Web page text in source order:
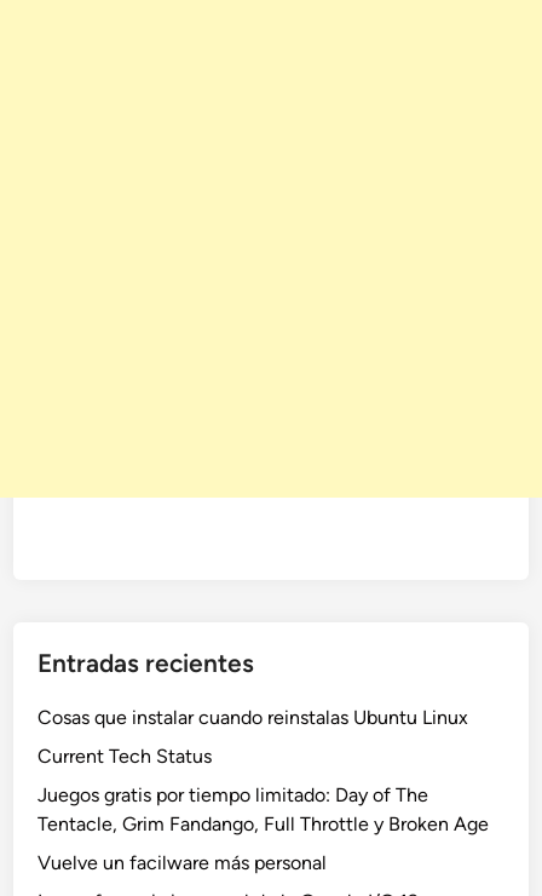
Entradas recientes
Cosas que instalar cuando reinstalas Ubuntu Linux
Current Tech Status
Juegos gratis por tiempo limitado: Day of The
Tentacle, Grim Fandango, Full Throttle y Broken Age
Vuelve un facilware más personal